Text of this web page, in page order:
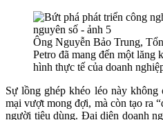
Ông Nguyễn Bảo Trung,
Petro đã mang đến một lăng
hình thực tế của doanh
Sự lồng ghép khéo léo này
mại vượt mong đợi, mà còn tạo ra
người tiêu dùng. Đại diện doanh